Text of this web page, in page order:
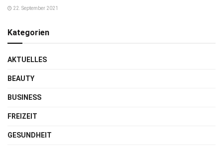
22. September 2021
Kategorien
AKTUELLES
BEAUTY
BUSINESS
FREIZEIT
GESUNDHEIT